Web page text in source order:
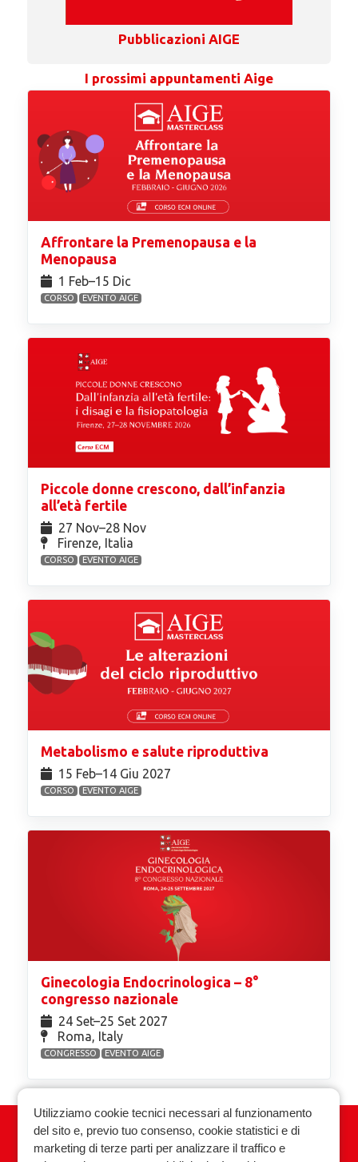
Pubblicazioni AIGE
I prossimi appuntamenti Aige
Affrontare la Premenopausa e la
Menopausa
1 Feb⁠–15 Dic
CORSO EVENTO AIGE
Piccole donne crescono, dall’infanzia
all’età fertile
27 Nov⁠–28 Nov
Firenze, Italia
CORSO EVENTO AIGE
Metabolismo e salute riproduttiva
15 Feb⁠–14 Giu 2027
CORSO EVENTO AIGE
Ginecologia Endocrinologica – 8°
congresso nazionale
24 Set⁠–25 Set 2027
Roma, Italy
CONGRESSO EVENTO AIGE
Associazione Italiana Ginecologia
Endocrinologica
Utilizziamo cookie tecnici necessari al funzionamento
del sito e, previo tuo consenso, cookie statistici e di
marketing di terze parti per analizzare il traffico e